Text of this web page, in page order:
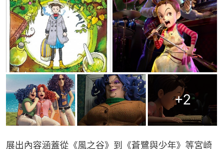
+2
展出內容涵蓋從《風之谷》到《蒼鷺與少年》等宮崎